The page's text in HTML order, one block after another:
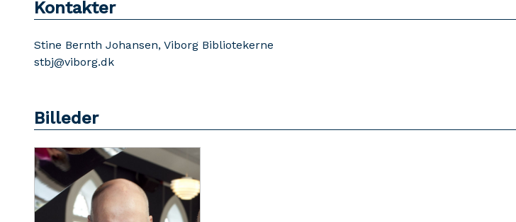
Kontakter
Stine Bernth Johansen, Viborg Bibliotekerne
stbj@viborg.dk
Billeder